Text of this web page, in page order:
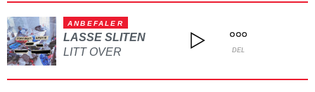
ANBEFALER
LASSE SLITEN
LITT OVER
DEL